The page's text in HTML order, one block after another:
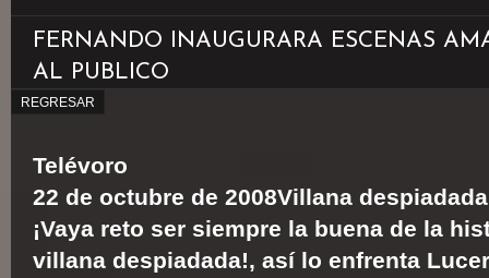
FERNANDO INAUGURARA ESCENAS
AL PUBLICO
REGRESAR
Telévoro
22 de octubre de 2008Villana despiadada
¡Vaya reto ser siempre la buena de la
villana despiadada!, así lo enfrenta